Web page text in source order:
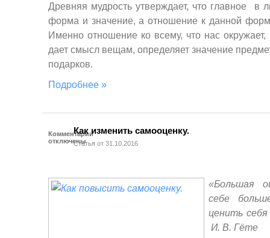
Древняя мудрость утверждает, что главное в
форма и значение, а отношение к данной
Именно отношение ко всему, что нас
дает смысл вещам, определяет значение
подарков.
Подробнее »
Комментарии
отключены
Как изменить самооценку.
Статья от 31.10.2016
«Большая
себе
ценить
И. В. Гёте